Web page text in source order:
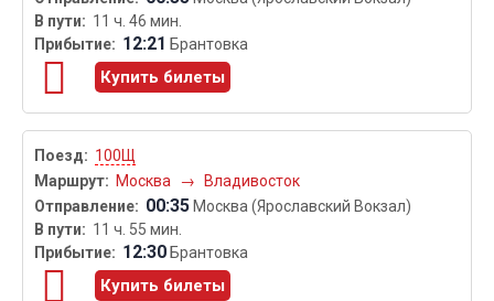
11 ч. 46 мин.
12:21 Брантовка
Купить билеты
100Щ
Москва
→ Владивосток
00:35 Москва (Ярославский Вокзал)
11 ч. 55 мин.
12:30 Брантовка
Купить билеты